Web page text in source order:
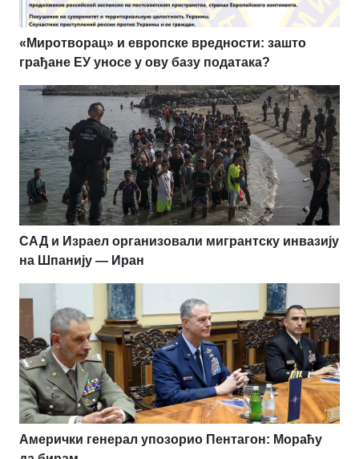
«Миротворац» и европске вредности: зашто
грађане ЕУ уносе у ову базу података?
САД и Израел организовали мигрантску инвазију
на Шпанију — Иран
Амерички генерал упозорио Пентагон: Мораћу